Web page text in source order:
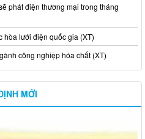
phát điện thương mại trong tháng
hòa lưới điện quốc gia (XT)
công nghiệp hóa chất (XT)
MỚI